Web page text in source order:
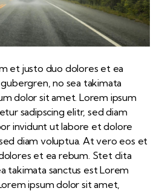
et justo duo dolores et ea
no sea takimata
dolor sit amet. Lorem ipsum
sadipscing elitr, sed diam
invidunt ut labore et dolore
diam voluptua. At vero eos et
et ea rebum. Stet clita
takimata sanctus est Lorem
ipsum dolor sit amet,